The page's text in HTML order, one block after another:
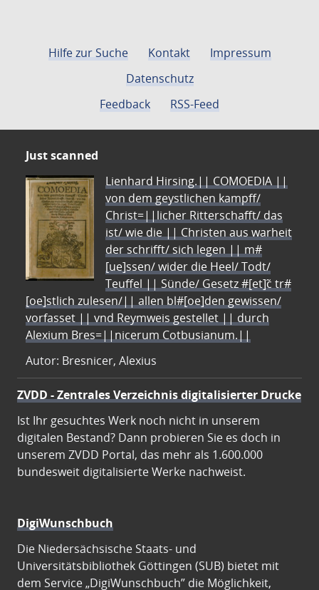
Hilfe zur Suche Kontakt
Impressum
Datenschutz
Feedback
RSS-Feed
Just scanned
Lienhard Hirsing.|| COMOEDIA ||
von dem geystlichen kampff/
Christ=||licher Ritterschafft/ das
ist/ wie die || Christen aus warheit
der schrifft/ sich legen || m#
[ue]ssen/ wider die Heel/ Todt/
Teuffel || Sünde/ Gesetz #[et]c̃ tr#
[oe]stlich zulesen/|| allen bl#[oe]den gewissen/
vorfasset || vnd Reymweis gestellet || durch
Alexium Bres=||nicerum Cotbusianum.||
Autor: Bresnicer, Alexius
ZVDD - Zentrales Verzeichnis digitalisierter Drucke
Ist Ihr gesuchtes Werk noch nicht in unserem
digitalen Bestand? Dann probieren Sie es doch in
unserem ZVDD Portal, das mehr als 1.600.000
bundesweit digitalisierte Werke nachweist.
DigiWunschbuch
Die Niedersächsische Staats- und
Universitätsbibliothek Göttingen (SUB) bietet mit
dem Service „DigiWunschbuch” die Möglichkeit,